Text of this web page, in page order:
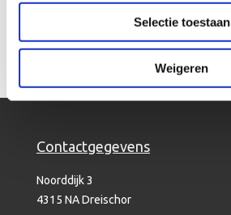
Selectie toestaan
Weigeren
Contactgegevens
Noorddijk 3
4315 NA Dreischor